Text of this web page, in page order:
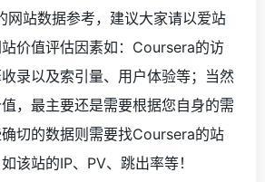
网站数据参考，建议大家请以爱站
价值评估因素如：Coursera的访
录以及索引量、用户体验等；当然
，最主要还是需要根据您自身的需
切的数据则需要找Coursera的站
该站的IP、PV、跳出率等！